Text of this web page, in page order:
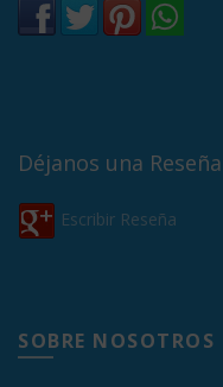
Déjanos una Reseña
Escribir Reseña
SOBRE NOSOTROS